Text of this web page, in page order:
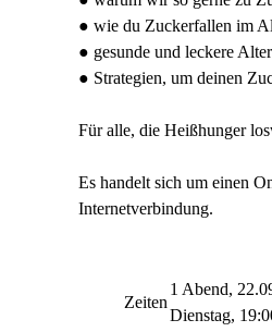
● wie du Zuckerfallen im
● gesunde und leckere
● Strategien, um deinen
Für alle, die Heißhunger
Es handelt sich um einen
Internetverbindung.
Zeiten
1 Abend,
Dienstag,